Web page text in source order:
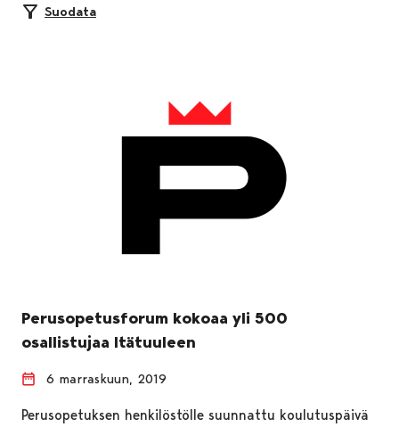
Suodata
Perusopetusforum kokoaa yli 500
osallistujaa Itätuuleen
6 marraskuun, 2019
Perusopetuksen henkilöstölle suunnattu koulutuspäivä